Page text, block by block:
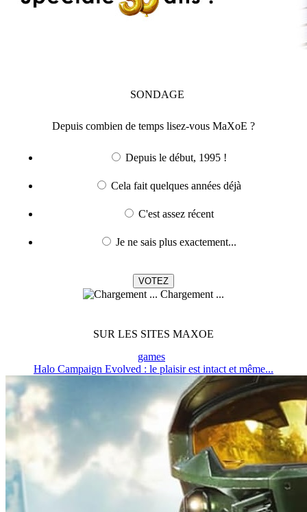
SONDAGE
Depuis combien de temps lisez-vous MaXoE ?
Depuis le début, 1995 !
Cela fait quelques années déjà
C'est assez récent
Je ne sais plus exactement...
Chargement ...
SUR LES SITES MAXOE
games
Halo Campaign Evolved : le plaisir est intact et même...